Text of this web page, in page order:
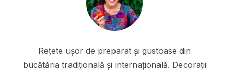
Rețete ușor de preparat și gustoase din
bucătăria tradițională și internațională. Decorații